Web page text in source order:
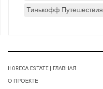
Тинькофф Путешествия
HORECA ESTATE | ГЛАВНАЯ
О ПРОЕКТЕ